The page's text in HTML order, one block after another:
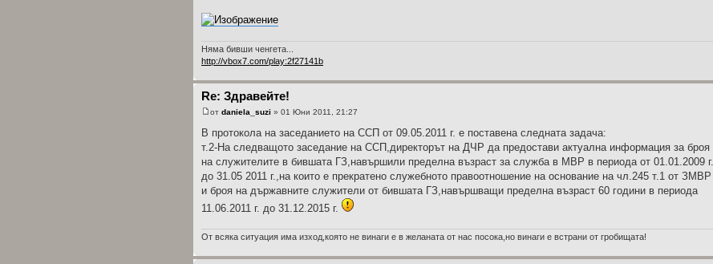
Няма бивши ченгета...
http://vbox7.com/play:2f27141b
Re: Здравейте!
от daniela_suzi » 01 Юни 2011, 21:27
В протокола на заседанието на ССП от 09.05.2011 г. е поставена следната задача:
т.2-На следващото заседание на ССП,директорът на ДЧР да предостави актуална информация за броя
на служителите в бившата ГЗ,навършили пределна възраст за служба в МВР в периода от 01.01.2009 г.
до 31.05 2011 г.,на които е прекратено служебното правоотношение на основание на чл.245 т.1 от ЗМВР
и броя на държавните служители от бившата ГЗ,навършващи пределна възраст 60 години в периода
11.06.2011 г. до 31.12.2015 г.
От всяка ситуация има изход,която не винаги е в желаната от нас посока,но винаги е встрани от гробищата!